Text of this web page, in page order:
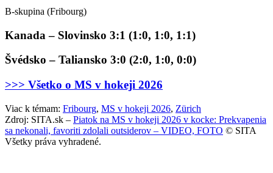
B-skupina (Fribourg)
Kanada – Slovinsko 3:1 (1:0, 1:0, 1:1)
Švédsko – Taliansko 3:0 (2:0, 1:0, 0:0)
>>> Všetko o MS v hokeji 2026
Viac k témam: Fribourg, MS v hokeji 2026, Zürich
Zdroj: SITA.sk – Piatok na MS v hokeji 2026 v kocke: Prekvapenia
sa nekonali, favoriti zdolali outsiderov – VIDEO, FOTO © SITA
Všetky práva vyhradené.